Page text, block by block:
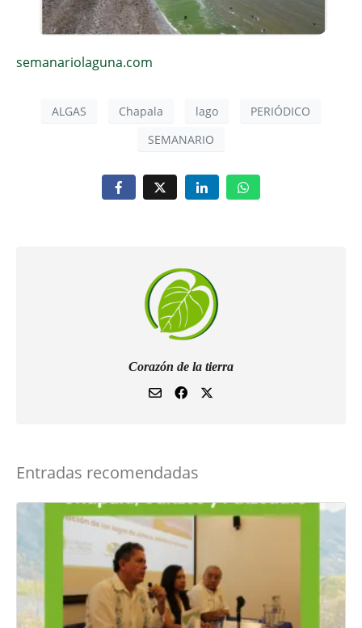
semanariolaguna.com
ALGAS Chapala lago
PERIÓDICO
SEMANARIO
Corazón de la tierra
Entradas recomendadas